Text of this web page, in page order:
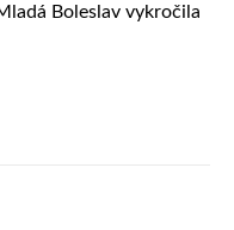
Boleslav vykročila